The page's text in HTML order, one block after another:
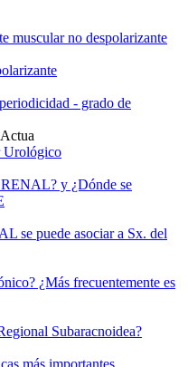
muscular no despolarizante
- grado de
Urológico
y ¿Dónde se
se puede asociar a Sx. del
¿Más frecuentemente es
Subaracnoidea?
más importantes